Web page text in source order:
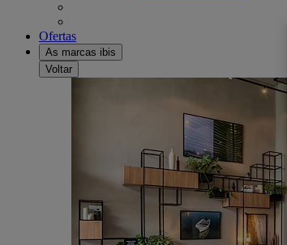
Ofertas
As marcas ibis
Voltar